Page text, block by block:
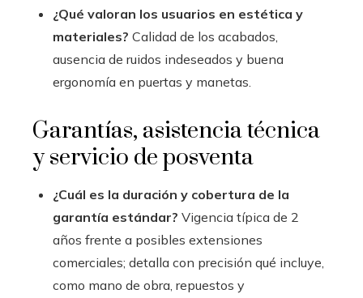
¿Qué valoran los usuarios en estética y
materiales? Calidad de los acabados,
ausencia de ruidos indeseados y buena
ergonomía en puertas y manetas.
Garantías, asistencia técnica
y servicio de posventa
¿Cuál es la duración y cobertura de la
garantía estándar? Vigencia típica de 2
años frente a posibles extensiones
comerciales; detalla con precisión qué incluye,
como mano de obra, repuestos y